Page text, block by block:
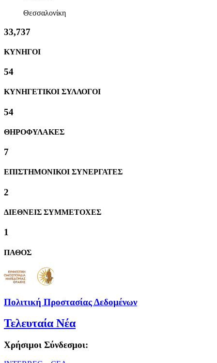
Θεσσαλονίκη
36,524
ΚΥΝΗΓΟΙ
58
ΚΥΝΗΓΕΤΙΚΟΙ ΣΥΛΛΟΓΟΙ
58
ΘΗΡΟΦΥΛΑΚΕΣ
8
ΕΠΙΣΤΗΜΟΝΙΚΟΙ ΣΥΝΕΡΓΑΤΕΣ
2
ΔΙΕΘΝΕΙΣ ΣΥΜΜΕΤΟΧΕΣ
1
ΠΑΘΟΣ
Πολιτική Προστασίας Δεδομένων
Τελευταία Νέα
Χρήσιμοι Σύνδεσμοι: